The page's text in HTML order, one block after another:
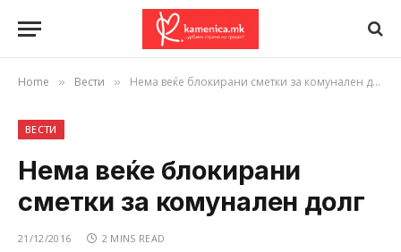
Home » Вести » Нема веќе блокирани сметки за комунален долг
ВЕСТИ
Нема веќе блокирани
сметки за комунален долг
21/12/2016 2 MINS READ